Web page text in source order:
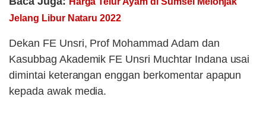
Jelang Libur Nataru 2022
Dekan FE Unsri, Prof Mohammad Adam dan
Kasubbag Akademik FE Unsri Muchtar Indana usai
dimintai keterangan enggan berkomentar apapun
kepada awak media.